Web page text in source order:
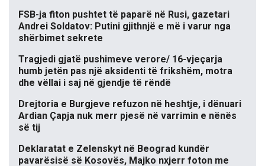
FSB-ja fiton pushtet të paparë në Rusi, gazetari
Andrei Soldatov: Putini gjithnjë e më i varur nga
shërbimet sekrete
Tragjedi gjatë pushimeve verore/ 16-vjeçarja
humb jetën pas një aksidenti të frikshëm, motra
dhe vëllai i saj në gjendje të rëndë
Drejtoria e Burgjeve refuzon në heshtje, i dënuari
Ardian Çapja nuk merr pjesë në varrimin e nënës
së tij
Deklaratat e Zelenskyt në Beograd kundër
pavarësisë së Kosovës, Majko nxjerr foton me